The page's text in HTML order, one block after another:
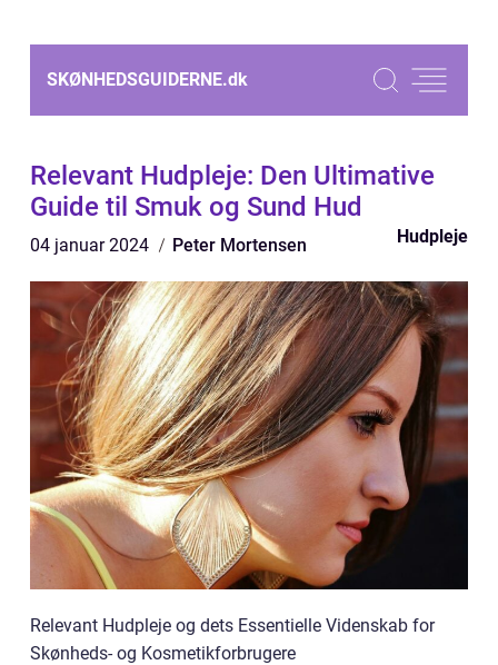
SKØNHEDSGUIDERNE.dk
Relevant Hudpleje: Den Ultimative
Guide til Smuk og Sund Hud
04 januar 2024 Peter Mortensen Hudpleje
Relevant Hudpleje og dets Essentielle Videnskab for
Skønheds- og Kosmetikforbrugere